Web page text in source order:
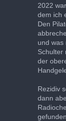
2022
dem ich
Den
und was
Schulter
der
Rezidiv
dann